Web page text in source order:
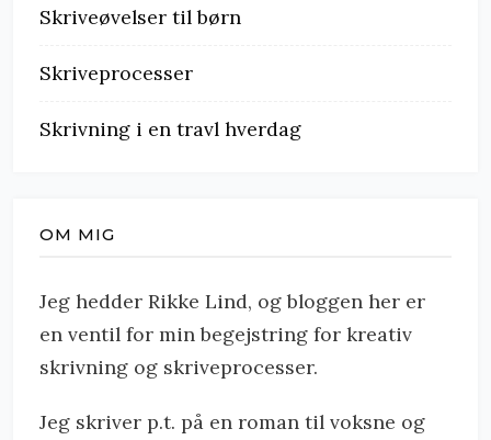
Skriveøvelser til børn
Skriveprocesser
Skrivning i en travl hverdag
OM MIG
Jeg hedder Rikke Lind, og bloggen her er
en ventil for min begejstring for kreativ
skrivning og skriveprocesser.
Jeg skriver p.t. på en roman til voksne og